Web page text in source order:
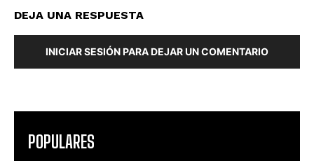
DEJA UNA RESPUESTA
INICIAR SESIÓN PARA DEJAR UN COMENTARIO
POPULARES